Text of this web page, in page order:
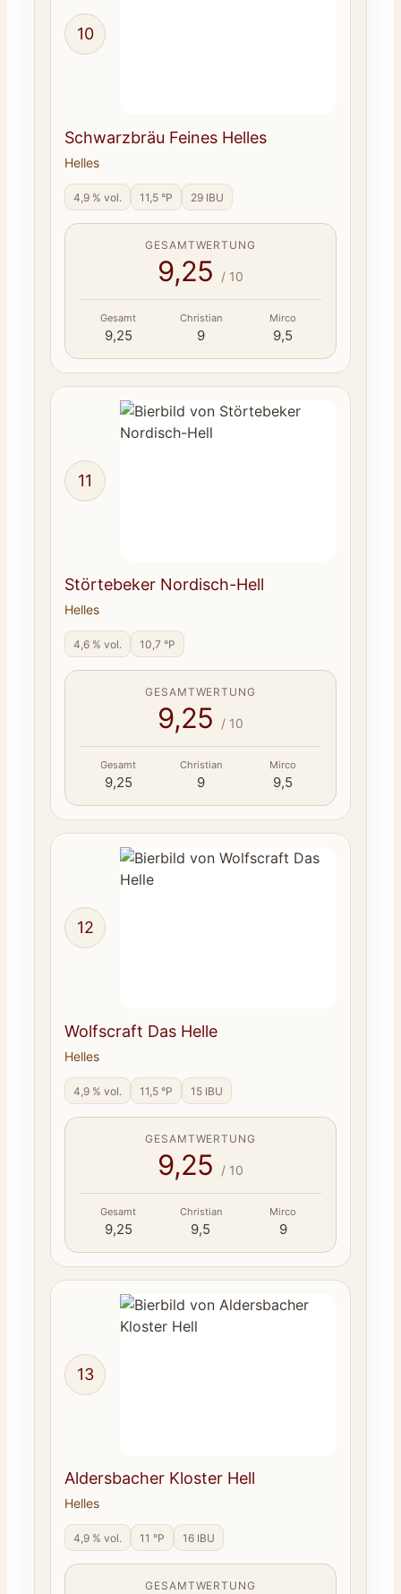
10
Schwarzbräu Feines Helles
Helles
4,9 % vol. 11,5 °P 29 IBU
GESAMTWERTUNG
9,25 / 10
Gesamt
9,25
Christian
9
Mirco
9,5
11
Störtebeker Nordisch-Hell
Helles
4,6 % vol. 10,7 °P
GESAMTWERTUNG
9,25 / 10
Gesamt
9,25
Christian
9
Mirco
9,5
12
Wolfscraft Das Helle
Helles
4,9 % vol. 11,5 °P 15 IBU
GESAMTWERTUNG
9,25 / 10
Gesamt
9,25
Christian
9,5
Mirco
9
13
Aldersbacher Kloster Hell
Helles
4,9 % vol. 11 °P 16 IBU
GESAMTWERTUNG